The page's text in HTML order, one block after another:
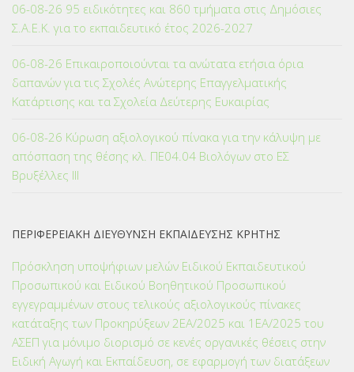
06-08-26 95 ειδικότητες και 860 τμήματα στις Δημόσιες
Σ.Α.Ε.Κ. για το εκπαιδευτικό έτος 2026-2027
06-08-26 Επικαιροποιούνται τα ανώτατα ετήσια όρια
δαπανών για τις Σχολές Ανώτερης Επαγγελματικής
Κατάρτισης και τα Σχολεία Δεύτερης Ευκαιρίας
06-08-26 Κύρωση αξιολογικού πίνακα για την κάλυψη με
απόσπαση της θέσης κλ. ΠΕ04.04 Βιολόγων στο ΕΣ
Βρυξέλλες ΙΙΙ
ΠΕΡΙΦΕΡΕΙΑΚΗ ΔΙΕΥΘΥΝΣΗ ΕΚΠΑΙΔΕΥΣΗΣ ΚΡΗΤΗΣ
Πρόσκληση υποψήφιων μελών Ειδικού Εκπαιδευτικού
Προσωπικού και Ειδικού Βοηθητικού Προσωπικού
εγγεγραμμένων στους τελικούς αξιολογικούς πίνακες
κατάταξης των Προκηρύξεων 2ΕΑ/2025 και 1ΕΑ/2025 του
ΑΣΕΠ για μόνιμο διορισμό σε κενές οργανικές θέσεις στην
Ειδική Αγωγή και Εκπαίδευση, σε εφαρμογή των διατάξεων